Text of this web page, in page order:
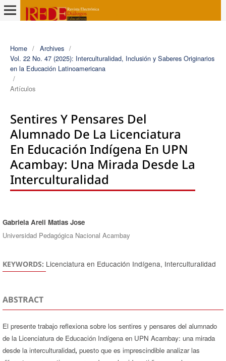
Home / Archives /
Vol. 22 No. 47 (2025): Interculturalidad, Inclusión y Saberes Originarios
en la Educación Latinoamericana
/
Artículos
Sentires Y Pensares Del
Alumnado De La Licenciatura
En Educación Indígena En UPN
Acambay: Una Mirada Desde La
Interculturalidad
Authors
Gabriela Areli Matias Jose
Universidad Pedagógica Nacional Acambay
KEYWORDS: Licenciatura en Educación Indígena, Interculturalidad
ABSTRACT
El presente trabajo reflexiona sobre los sentires y pensares del alumnado
de la Licenciatura de Educación Indígena en UPN Acambay: una mirada
desde la interculturalidad, puesto que es imprescindible analizar las